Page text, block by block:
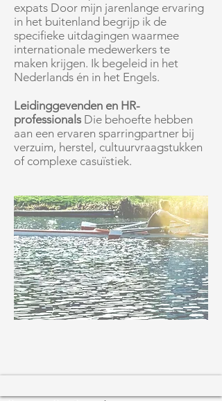
expats Door mijn jarenlange ervaring
in het buitenland begrijp ik de
specifieke uitdagingen waarmee
internationale medewerkers te
maken krijgen. Ik begeleid in het
Nederlands én in het Engels.
Leidinggevenden en HR-
professionals Die behoefte hebben
aan een ervaren sparringpartner bij
verzuim, herstel, cultuurvraagstukken
of complexe casuïstiek.